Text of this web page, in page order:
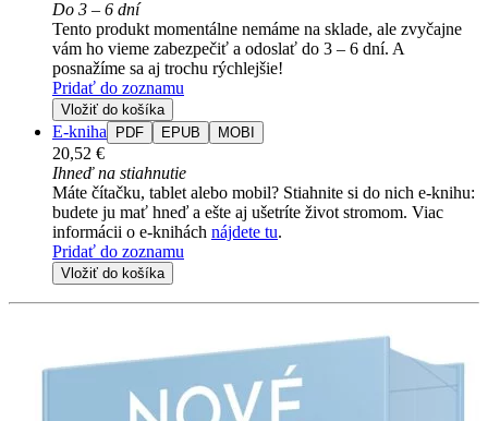
Do 3 – 6 dní
Tento produkt momentálne nemáme na sklade, ale zvyčajne
vám ho vieme zabezpečiť a odoslať do 3 – 6 dní. A
posnažíme sa aj trochu rýchlejšie!
Pridať do zoznamu
Vložiť do košíka
E-kniha PDF EPUB MOBI
20,52 €
Ihneď na stiahnutie
Máte čítačku, tablet alebo mobil? Stiahnite si do nich e-knihu:
budete ju mať hneď a ešte aj ušetríte život stromom. Viac
informácii o e-knihách nájdete tu.
Pridať do zoznamu
Vložiť do košíka